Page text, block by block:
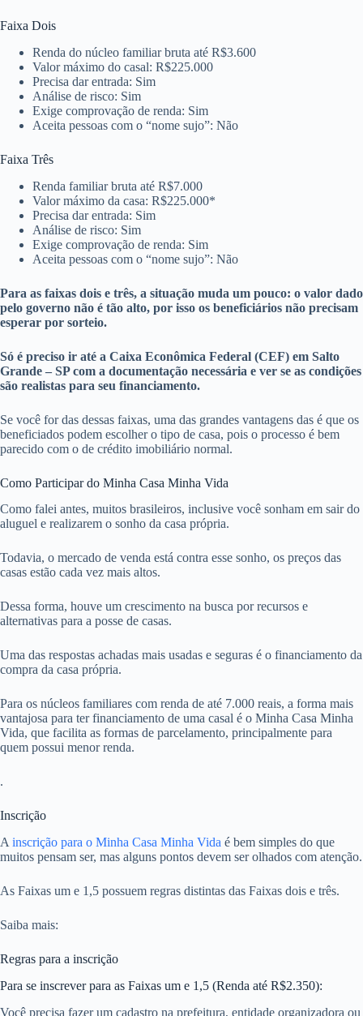
Faixa Dois
Renda do núcleo familiar bruta até R$3.600
Valor máximo do casal: R$225.000
Precisa dar entrada: Sim
Análise de risco: Sim
Exige comprovação de renda: Sim
Aceita pessoas com o “nome sujo”: Não
Faixa Três
Renda familiar bruta até R$7.000
Valor máximo da casa: R$225.000*
Precisa dar entrada: Sim
Análise de risco: Sim
Exige comprovação de renda: Sim
Aceita pessoas com o “nome sujo”: Não
Para as faixas dois e três, a situação muda um pouco: o valor dado
pelo governo não é tão alto, por isso os beneficiários não precisam
esperar por sorteio.
Só é preciso ir até a Caixa Econômica Federal (CEF) em Salto
Grande – SP com a documentação necessária e ver se as condições
são realistas para seu financiamento.
Se você for das dessas faixas, uma das grandes vantagens das é que os
beneficiados podem escolher o tipo de casa, pois o processo é bem
parecido com o de crédito imobiliário normal.
Como Participar do Minha Casa Minha Vida
Como falei antes, muitos brasileiros, inclusive você sonham em sair do
aluguel e realizarem o sonho da casa própria.
Todavia, o mercado de venda está contra esse sonho, os preços das
casas estão cada vez mais altos.
Dessa forma, houve um crescimento na busca por recursos e
alternativas para a posse de casas.
Uma das respostas achadas mais usadas e seguras é o financiamento da
compra da casa própria.
Para os núcleos familiares com renda de até 7.000 reais, a forma mais
vantajosa para ter financiamento de uma casal é o Minha Casa Minha
Vida, que facilita as formas de parcelamento, principalmente para
quem possui menor renda.
.
Inscrição
A inscrição para o Minha Casa Minha Vida é bem simples do que
muitos pensam ser, mas alguns pontos devem ser olhados com atenção.
As Faixas um e 1,5 possuem regras distintas das Faixas dois e três.
Saiba mais:
Regras para a inscrição
Para se inscrever para as Faixas um e 1,5 (Renda até R$2.350):
Você precisa fazer um cadastro na prefeitura, entidade organizadora ou